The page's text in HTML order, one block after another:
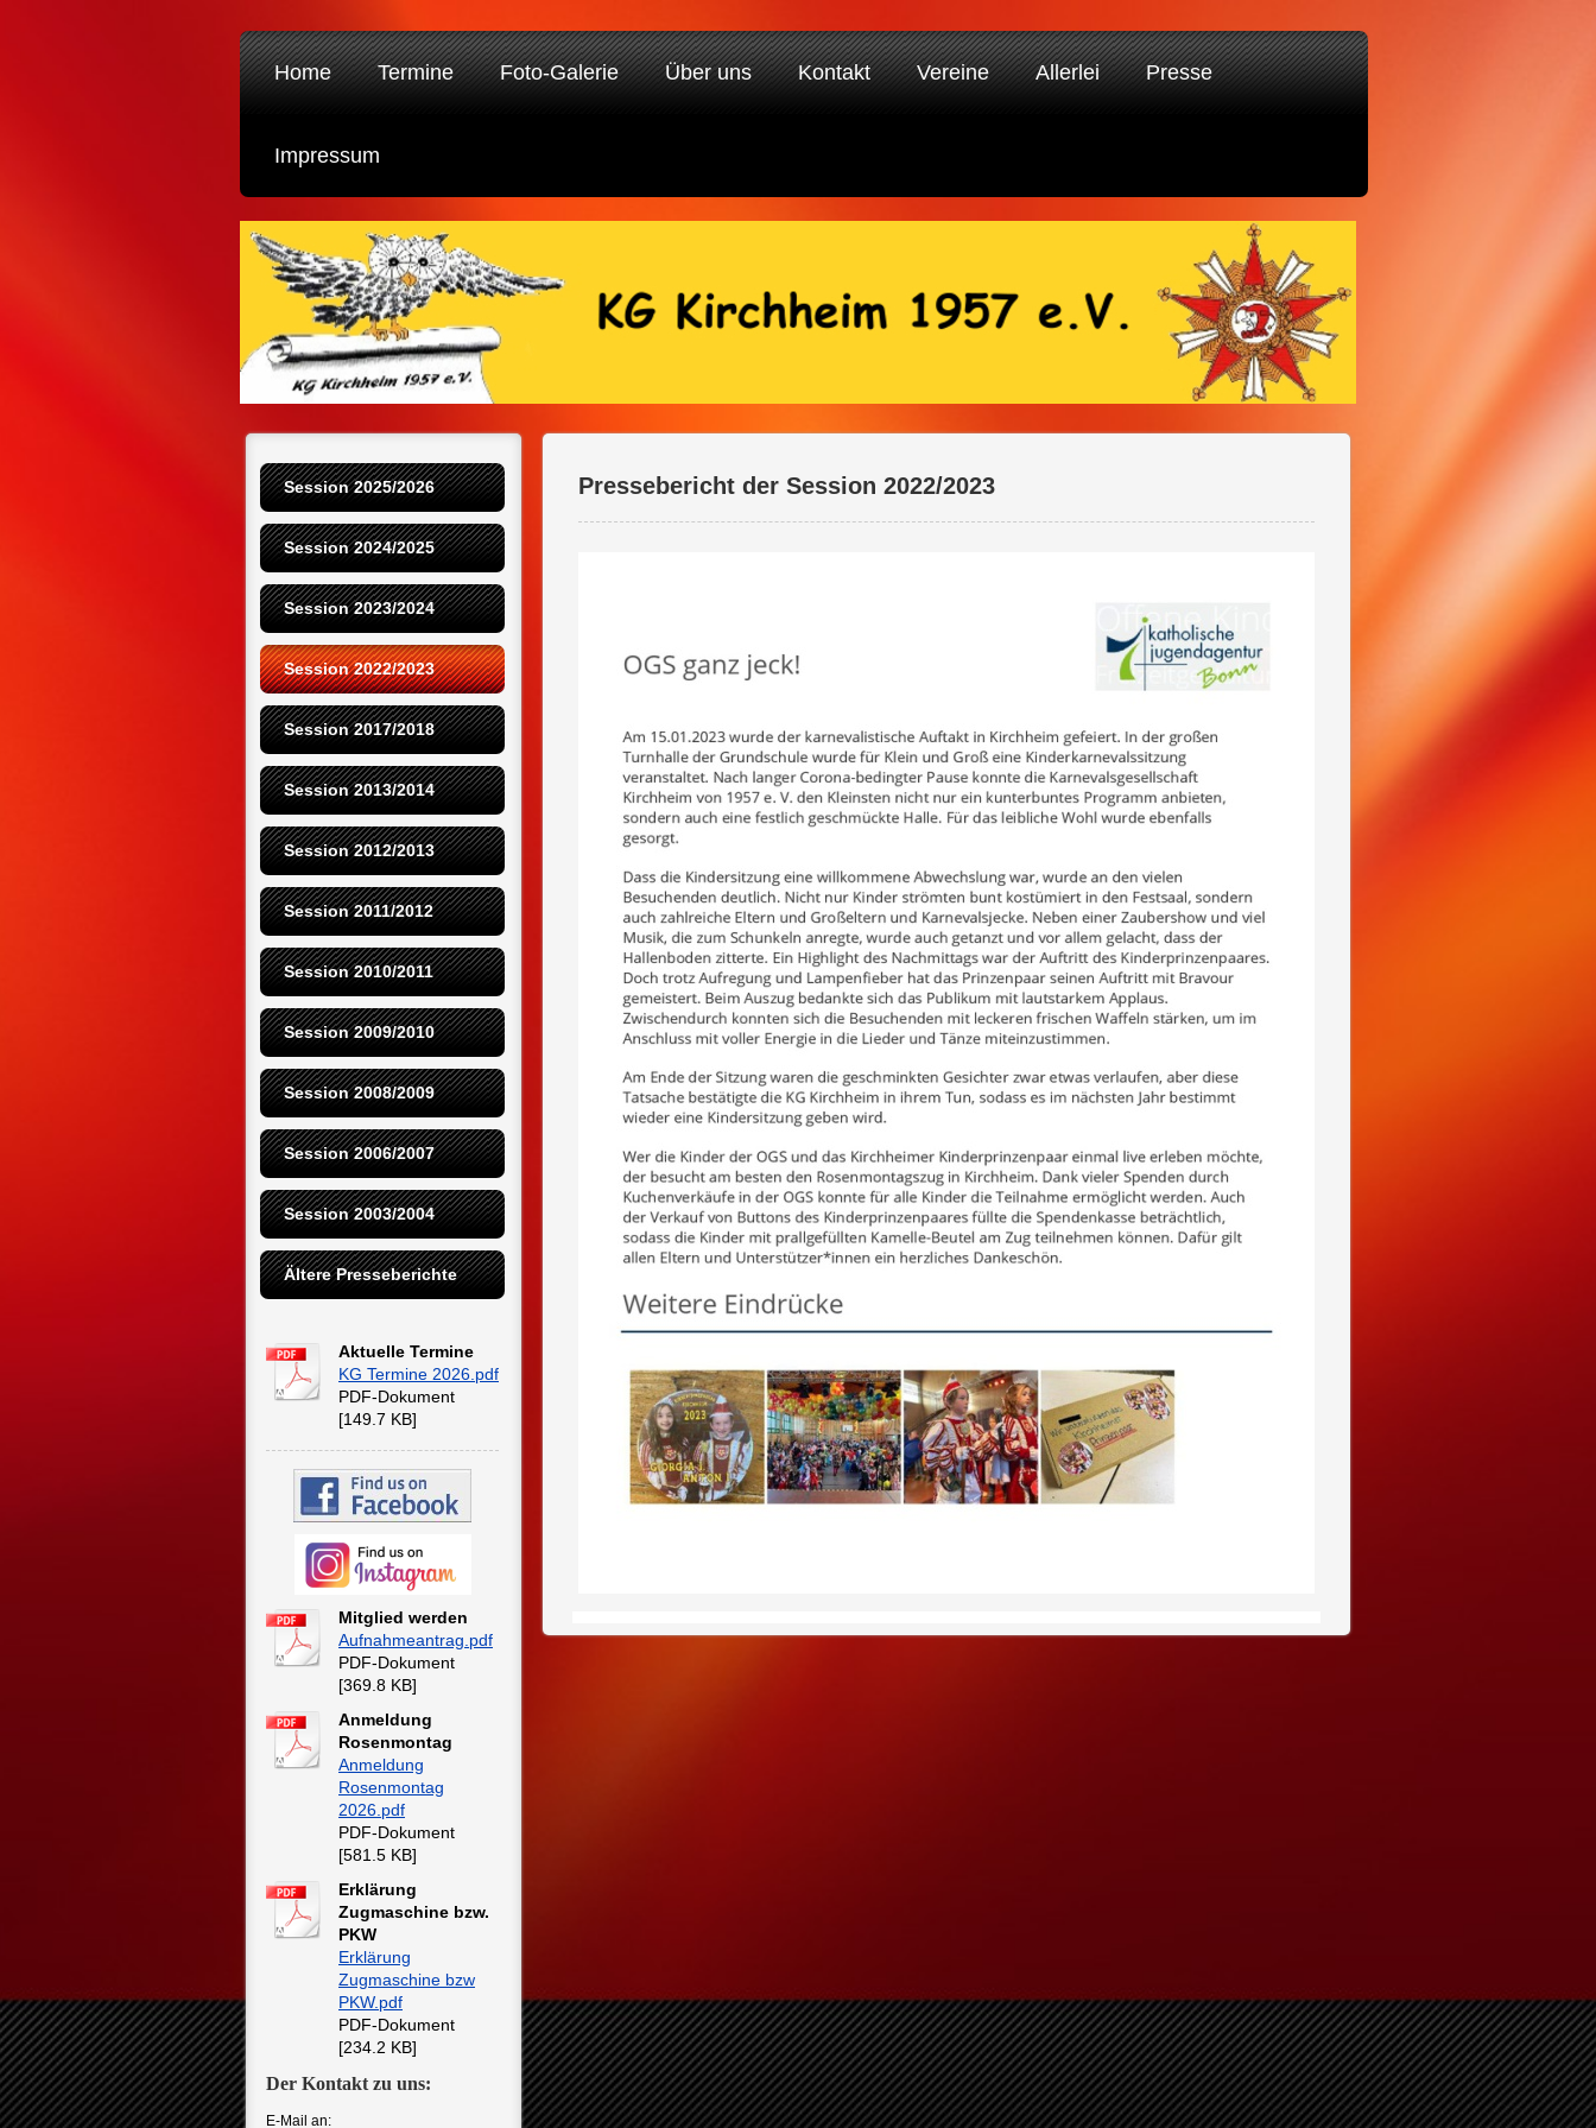
Home Termine Foto-Galerie Über uns Kontakt Vereine Allerlei Presse
Impressum
Session 2025/2026
Session 2024/2025
Session 2023/2024
Session 2022/2023
Session 2017/2018
Session 2013/2014
Session 2012/2013
Session 2011/2012
Session 2010/2011
Session 2009/2010
Session 2008/2009
Session 2006/2007
Session 2003/2004
Ältere Presseberichte
Aktuelle Termine
KG Termine 2026.pdf
PDF-Dokument
[149.7 KB]
Mitglied werden
Aufnahmeantrag.pdf
PDF-Dokument
[369.8 KB]
Anmeldung
Rosenmontag
Anmeldung
Rosenmontag
2026.pdf
PDF-Dokument
[581.5 KB]
Erklärung
Zugmaschine bzw.
PKW
Erklärung
Zugmaschine bzw
PKW.pdf
PDF-Dokument
[234.2 KB]
Der Kontakt zu uns:
E-Mail an:
Pressebericht der Session 2022/2023